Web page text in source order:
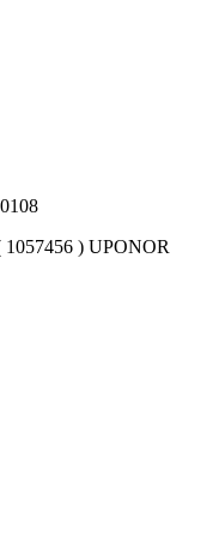
) UPONOR